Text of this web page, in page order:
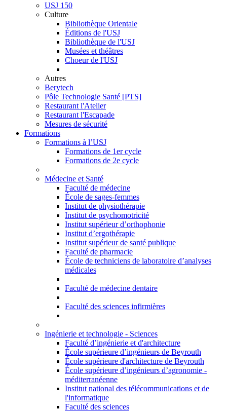
USJ 150
Culture
Bibliothèque Orientale
Éditions de l'USJ
Bibliothèque de l'USJ
Musées et théâtres
Choeur de l'USJ
Autres
Berytech
Pôle Technologie Santé [PTS]
Restaurant l'Atelier
Restaurant l'Escapade
Mesures de sécurité
Formations
Formations à l’USJ
Formations de 1er cycle
Formations de 2e cycle
Médecine et Santé
Faculté de médecine
École de sages-femmes
Institut de physiothérapie
Institut de psychomotricité
Institut supérieur d’orthophonie
Institut d’ergothérapie
Institut supérieur de santé publique
Faculté de pharmacie
École de techniciens de laboratoire d’analyses
médicales
Faculté de médecine dentaire
Faculté des sciences infirmières
Ingénierie et technologie - Sciences
Faculté d’ingénierie et d'architecture
École supérieure d’ingénieurs de Beyrouth
École supérieure d'architecture de Beyrouth
École supérieure d’ingénieurs d’agronomie -
méditerranéenne
Institut national des télécommunications et de
l'informatique
Faculté des sciences